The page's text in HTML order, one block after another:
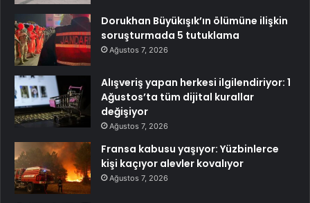
Dorukhan Büyükışık’ın ölümüne ilişkin
soruşturmada 5 tutuklama
Ağustos 7, 2026
Alışveriş yapan herkesi ilgilendiriyor: 1
Ağustos’ta tüm dijital kurallar
değişiyor
Ağustos 7, 2026
Fransa kabusu yaşıyor: Yüzbinlerce
kişi kaçıyor alevler kovalıyor
Ağustos 7, 2026